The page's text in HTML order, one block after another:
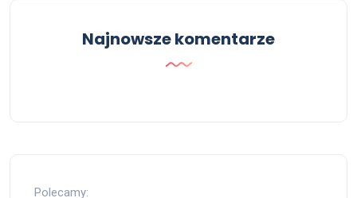
Najnowsze komentarze
Polecamy: